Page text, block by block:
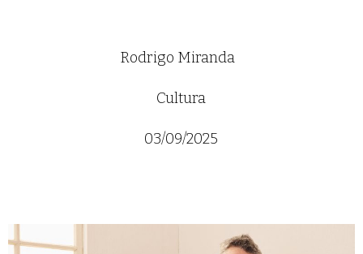
Rodrigo Miranda
Cultura
03/09/2025